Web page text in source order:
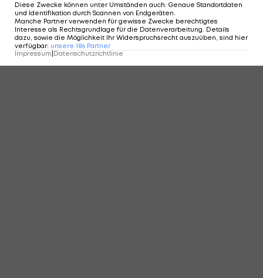
KOMMENTARE
Diese Zwecke können unter Umständen auch: Genaue Standortdaten
und Identifikation durch Scannen von Endgeräten
Manche Partner verwenden für gewisse Zwecke berechtigtes
Interesse als Rechtsgrundlage für die Datenverarbeitung. Details
dazu, sowie die Möglichkeit Ihr Widerspruchsrecht auszuüben, sind hier
verfügbar: unsere 186 Partner
Impressum|Datenschutzrichtlinie